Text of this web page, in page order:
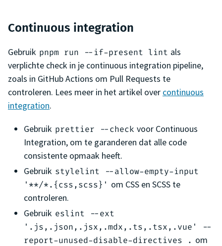
Continuous integration
Gebruik pnpm run --if-present lint als
verplichte check in je continuous integration pipeline,
zoals in GitHub Actions om Pull Requests te
controleren. Lees meer in het artikel over continuous
integration.
Gebruik prettier --check voor Continuous
Integration, om te garanderen dat alle code
consistente opmaak heeft.
Gebruik stylelint --allow-empty-input
'**/*.{css,scss}' om CSS en SCSS te
controleren.
Gebruik eslint --ext
'.js,.json,.jsx,.mdx,.ts,.tsx,.vue' --
report-unused-disable-directives . om